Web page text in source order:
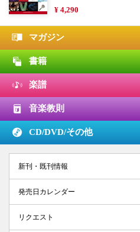
¥ 4,290
マガジン
書籍
楽譜
音楽教則
CD/DVD/その他
新刊・既刊情報
発売日カレンダー
リクエスト